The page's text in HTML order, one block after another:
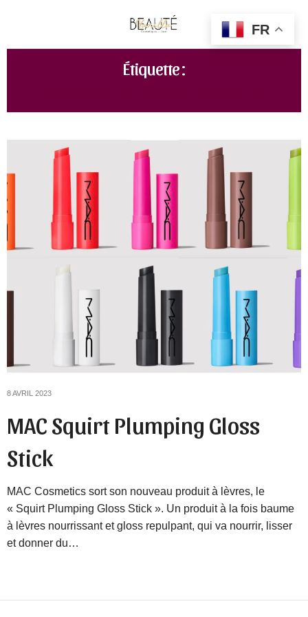
Étiquette :
8 AVRIL 2023
MAC Squirt Plumping Gloss
Stick
MAC Cosmetics sort son nouveau produit à lèvres, le
« Squirt Plumping Gloss Stick ». Un produit à la fois baume
à lèvres nourrissant et gloss repulpant, qui va nourrir, lisser
et donner du…
FR